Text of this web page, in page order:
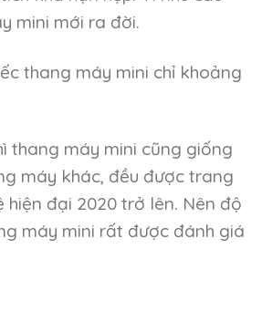
mini mới ra đời.
thang máy mini chỉ khoảng
thang máy mini cũng giống
máy khác, đều được trang
hiện đại 2020 trở lên. Nên độ
máy mini rất được đánh giá